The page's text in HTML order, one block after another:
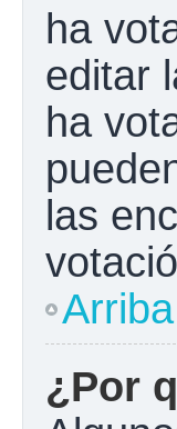
ha
editar
ha
las
Arriba
¿Por